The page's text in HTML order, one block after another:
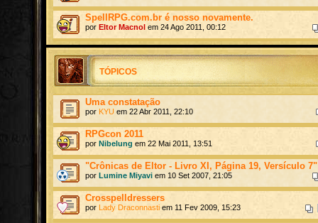
SpellRPG.com.br é nosso novamente.
por Eltor Macnol em 24 Ago 2011, 00:12
TÓPICOS
Uma constatação
por KYU em 22 Abr 2011, 22:10
RPGcon 2011
por Nibelung em 22 Mai 2011, 13:51
"Crônicas de Eltor - Livro XI, Página 19, Versículo 7"
por Lumine Miyavi em 10 Set 2007, 21:05
Crosspelldressers
por Lady Draconnasti em 11 Fev 2009, 15:23